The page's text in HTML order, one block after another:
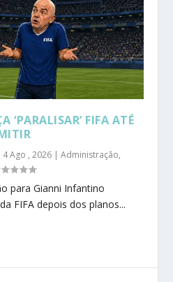
‘PARALISAR’ FIFA ATÉ
4 Ago , 2026 |Administração,
para Gianni Infantino
FIFA depois dos planos...